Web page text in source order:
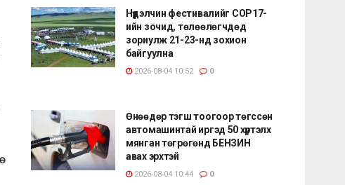
Нүүдэлчин фестивалийг COP17-
ийн зочид, төлөөлөгчдөд
зориулж 21-23-нд зохион
байгуулна
2026-08-04 10:52 0
Өнөөдөр тэгш тоогоор төгссөн
автомашинтай иргэд 50 хүртэлх
мянган төгрөгөнд БЕНЗИН
авах эрхтэй
2026-08-04 10:44 0